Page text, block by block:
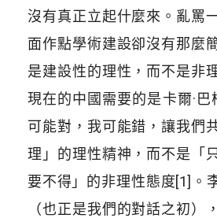
沒有真正立起什麼來。亂罵
面作點學術建設卻沒有那麼
是建設性的理性，而不是非
現在的中國需要的是卡爾·巴
可能對，我可能錯，讓我們
理」的理性精神，而不是「
要不得」的非理性態度[1]。
（也正是我們的對話之初）